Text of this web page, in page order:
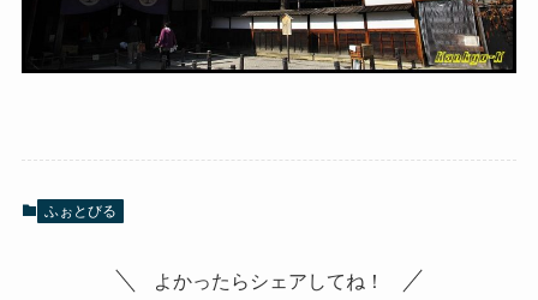
ふぉとびる
よかったらシェアしてね！